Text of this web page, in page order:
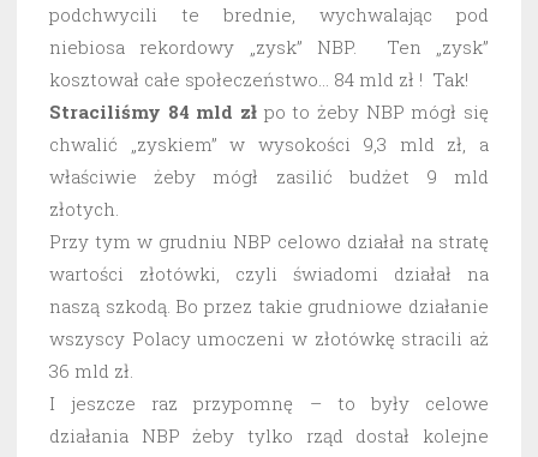
podchwycili te brednie, wychwalając pod
niebiosa rekordowy „zysk” NBP. Ten „zysk”
kosztował całe społeczeństwo… 84 mld zł ! Tak!
Straciliśmy 84 mld zł po to żeby NBP mógł się
chwalić „zyskiem” w wysokości 9,3 mld zł, a
właściwie żeby mógł zasilić budżet 9 mld
złotych.
Przy tym w grudniu NBP celowo działał na stratę
wartości złotówki, czyli świadomi działał na
naszą szkodą. Bo przez takie grudniowe działanie
wszyscy Polacy umoczeni w złotówkę stracili aż
36 mld zł.
I jeszcze raz przypomnę – to były celowe
działania NBP żeby tylko rząd dostał kolejne